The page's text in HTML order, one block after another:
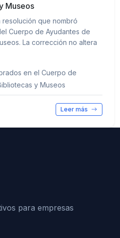
Museos
que nombró
Cuerpo de Ayudantes de
La corrección no altera
en el Cuerpo de
y Museos
Leer más
para empresas